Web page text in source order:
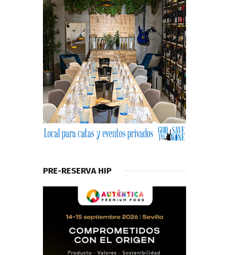
PRE-RESERVA HIP